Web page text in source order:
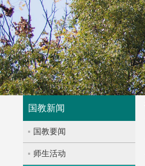
国教新闻
国教要闻
师生活动